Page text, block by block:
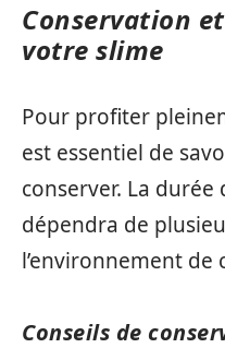
Conservation
votre slime
Pour profiter
est essentiel de
conserver. La
dépendra de
l’environnement de
Conseils de